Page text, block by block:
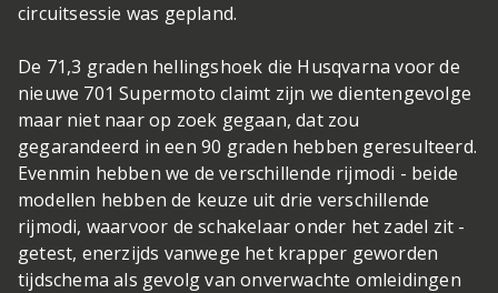
circuitsessie was gepland.
De 71,3 graden hellingshoek die Husqvarna voor de
nieuwe 701 Supermoto claimt zijn we dientengevolge
maar niet naar op zoek gegaan, dat zou
gegarandeerd in een 90 graden hebben geresulteerd.
Evenmin hebben we de verschillende rijmodi - beide
modellen hebben de keuze uit drie verschillende
rijmodi, waarvoor de schakelaar onder het zadel zit -
getest, enerzijds vanwege het krapper geworden
tijdschema als gevolg van onverwachte omleidingen